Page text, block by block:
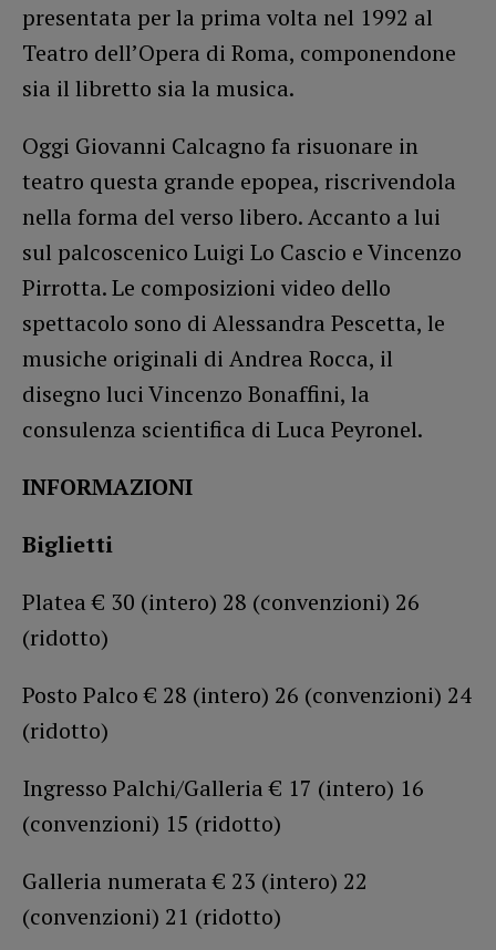
presentata per la prima volta nel 1992 al
Teatro dell’Opera di Roma, componendone
sia il libretto sia la musica.
Oggi Giovanni Calcagno fa risuonare in
teatro questa grande epopea, riscrivendola
nella forma del verso libero. Accanto a lui
sul palcoscenico Luigi Lo Cascio e Vincenzo
Pirrotta. Le composizioni video dello
spettacolo sono di Alessandra Pescetta, le
musiche originali di Andrea Rocca, il
disegno luci Vincenzo Bonaffini, la
consulenza scientifica di Luca Peyronel.
INFORMAZIONI
Biglietti
Platea € 30 (intero) 28 (convenzioni) 26
(ridotto)
Posto Palco € 28 (intero) 26 (convenzioni) 24
(ridotto)
Ingresso Palchi/Galleria € 17 (intero) 16
(convenzioni) 15 (ridotto)
Galleria numerata € 23 (intero) 22
(convenzioni) 21 (ridotto)